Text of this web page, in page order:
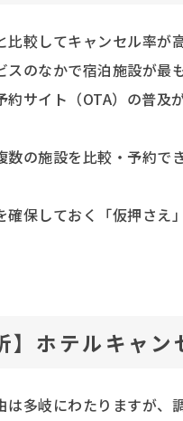
較してキャンセル率が
のなかで宿泊施設が最
サイト（OTA）の普及
数の施設を比較・予約
確保しておく「仮押さ
】ホテルキャ
多岐にわたりますが、